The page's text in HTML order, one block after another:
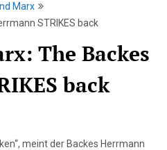
Marx
STRIKES back
The Backes
back
meint der Backes Herrmann